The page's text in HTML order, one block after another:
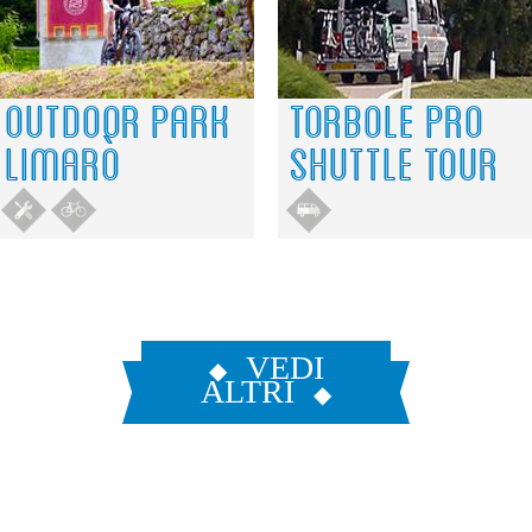
1
3
1
3
Do you own this website? OK
OUTDOOR PARK
LIMARÒ
TORBOLE PRO
SHUTTLE TOUR
VEDI
ALTRI